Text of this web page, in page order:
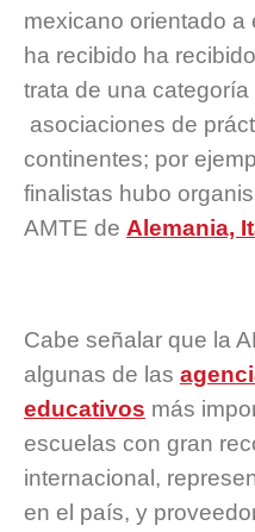
mexicano orientado a
ha recibido ha
trata de una
asociaciones de
continentes; por
finalistas hubo
AMTE de Alemania,
Cabe señalar que la
algunas de las
educativos más
escuelas con gran
internacional,
en el país, y